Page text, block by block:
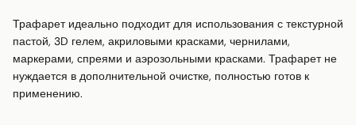
Трафарет идеально подходит для использования с текстурной
пастой, 3D гелем, акриловыми красками, чернилами,
маркерами, спреями и аэрозольными красками. Трафарет не
нуждается в дополнительной очистке, полностью готов к
применению.